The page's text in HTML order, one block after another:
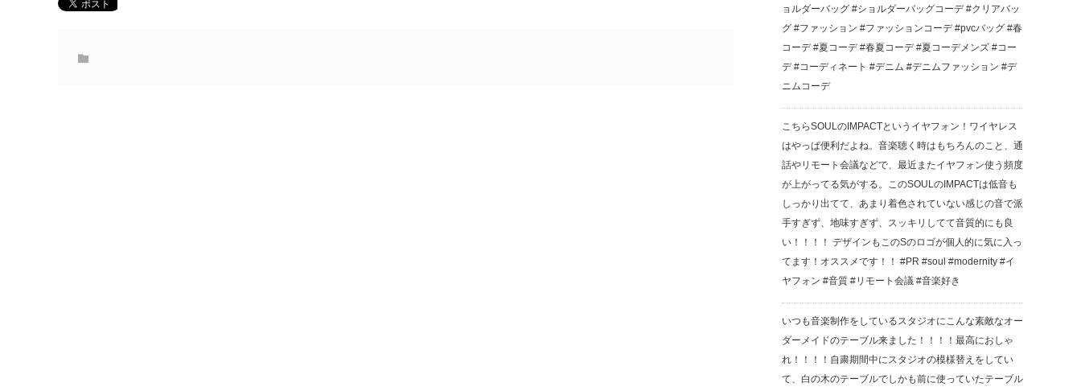
ョルダーバッグ #ショルダーバッグコーデ #クリアバッ
グ #ファッション #ファッションコーデ #pvcバッグ #春
コーデ #夏コーデ #春夏コーデ #夏コーデメンズ #コー
デ #コーディネート #デニム #デニムファッション #デ
ニムコーデ
こちらSOULのIMPACTというイヤフォン！ワイヤレス
はやっぱ便利だよね。音楽聴く時はもちろんのこと、通
話やリモート会議などで、最近またイヤフォン使う頻度
が上がってる気がする。このSOULのIMPACTは低音も
しっかり出てて、あまり着色されていない感じの音で派
手すぎず、地味すぎず、スッキリしてて音質的にも良
い！！！！ デザインもこのSのロゴが個人的に気に入っ
てます！オススメです！！ #PR #soul #modernity #イ
ヤフォン #音質 #リモート会議 #音楽好き
いつも音楽制作をしているスタジオにこんな素敵なオー
ダーメイドのテーブル来ました！！！！最高におしゃ
れ！！！！自粛期間中にスタジオの模様替えをしてい
て、白の木のテーブルでしかも前に使っていたテーブル